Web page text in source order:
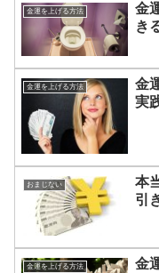
金運を上げる方法
金
き
金運を上げる方法
金
実
おまじない
本
引
金運を上げる方法
金